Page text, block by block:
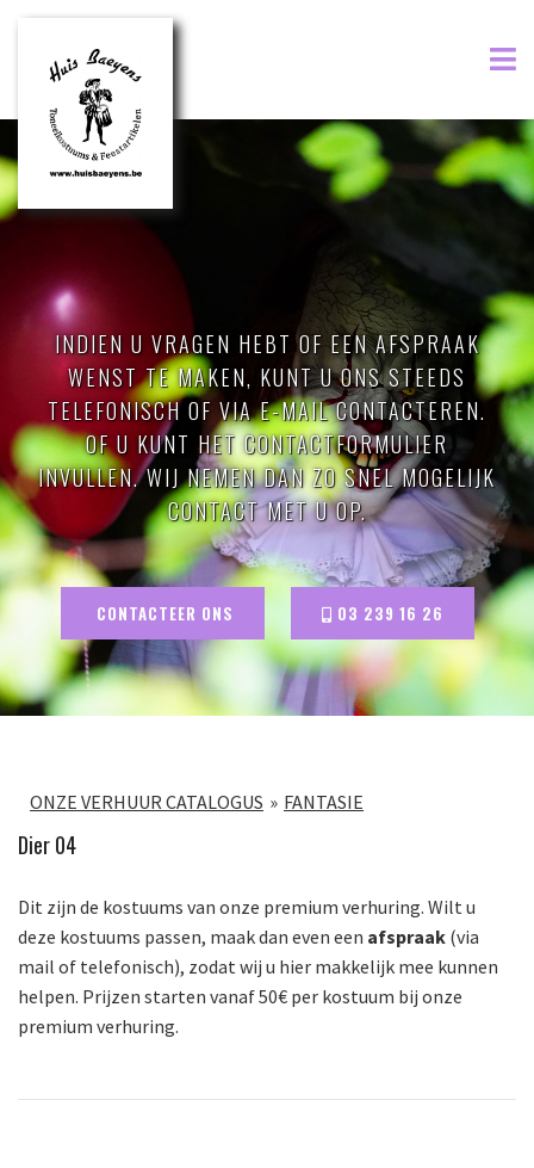
INDIEN U VRAGEN HEBT OF EEN AFSPRAAK
WENST TE MAKEN, KUNT U ONS STEEDS
TELEFONISCH OF VIA E-MAIL CONTACTEREN.
OF U KUNT HET CONTACTFORMULIER
INVULLEN. WIJ NEMEN DAN ZO SNEL MOGELIJK
CONTACT MET U OP.
CONTACTEER ONS 03 239 16 26
ONZE VERHUUR CATALOGUS FANTASIE
Dier 04
Dit zijn de kostuums van onze premium verhuring. Wilt u
deze kostuums passen, maak dan even een afspraak (via
mail of telefonisch), zodat wij u hier makkelijk mee kunnen
helpen. Prijzen starten vanaf 50€ per kostuum bij onze
premium verhuring.